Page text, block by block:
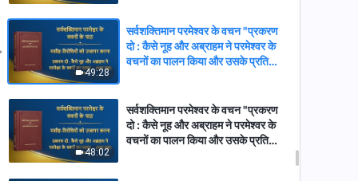
49:28
सर्वशक्तिमान परमेश्वर के वचन "प्रकरण
दो : कैसे नूह और अब्राहम ने परमेश्वर के
वचनों का पालन किया और उसके प्रति
48:02
सर्वशक्तिमान परमेश्वर के वचन "प्रकरण
दो : कैसे नूह और अब्राहम ने परमेश्वर के
वचनों का पालन किया और उसके प्रति